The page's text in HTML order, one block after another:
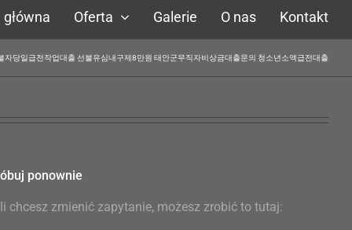
Oferta Galerie O nas Kontakt
당일급전작업대출 선불유심내구제8만원 태안군무직자비상금대출문의 청소년소액급전대출
ponownie
chcesz zmienić zapytanie, możesz zrobić to tutaj: